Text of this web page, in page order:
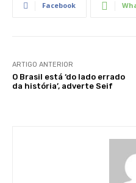
Facebook
ARTIGO ANTERIOR
O Brasil está ‘do lado errado
da história’, adverte Seif